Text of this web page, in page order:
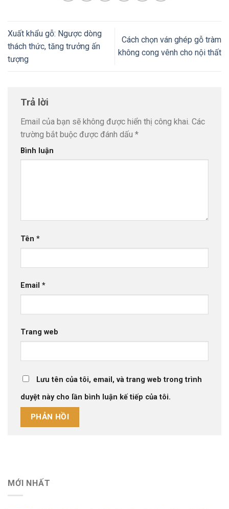
Xuất khẩu gỗ: Ngược dòng
thách thức, tăng trưởng ấn
tượng
Cách chọn ván ghép gỗ tràm
không cong vênh cho nội thất
Trả lời
Email của bạn sẽ không được hiển thị công khai. Các
trường bắt buộc được đánh dấu *
Bình luận
Tên *
Email *
Trang web
Lưu tên của tôi, email, và trang web trong trình
duyệt này cho lần bình luận kế tiếp của tôi.
MỚI NHẤT